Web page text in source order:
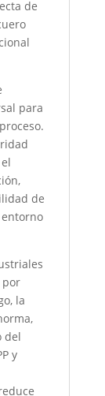
de
para
de
por
la
del
y